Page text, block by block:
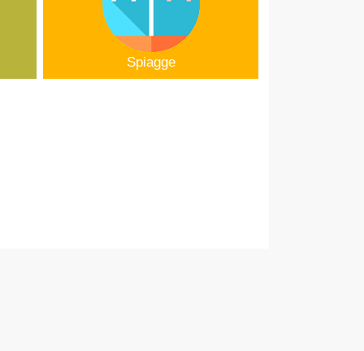
Spiagge